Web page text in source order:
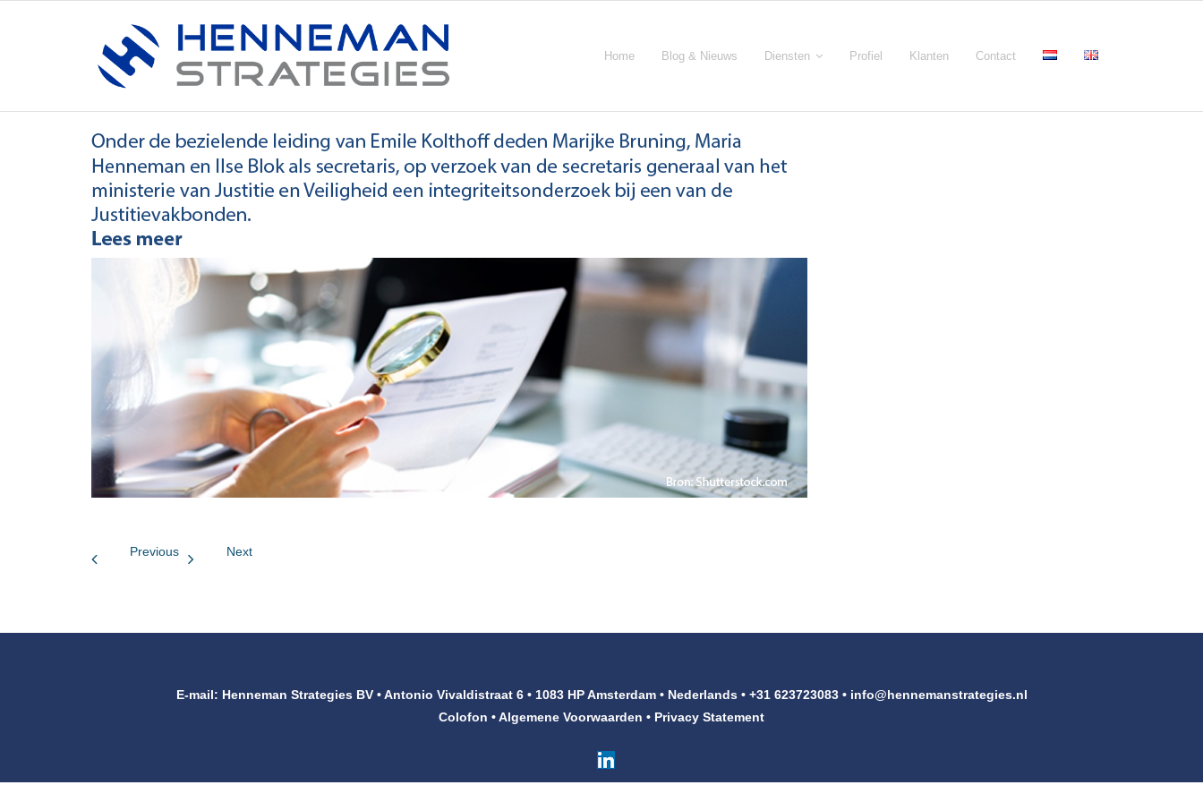
Home Blog & Nieuws Diensten Profiel Klanten Contact
Previous Next
E-mail: Henneman Strategies BV • Antonio Vivaldistraat 6 • 1083 HP Amsterdam • Nederlands • +31 623723083 • info@hennemanstrategies.nl
Colofon •Algemene Voorwaarden • Privacy Statement